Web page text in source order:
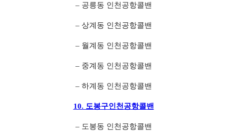
– 공릉동 인천공항콜밴
– 상계동 인천공항콜밴
– 월계동 인천공항콜밴
– 중계동 인천공항콜밴
– 하계동 인천공항콜밴
10. 도봉구인천공항콜밴
– 도봉동 인천공항콜밴